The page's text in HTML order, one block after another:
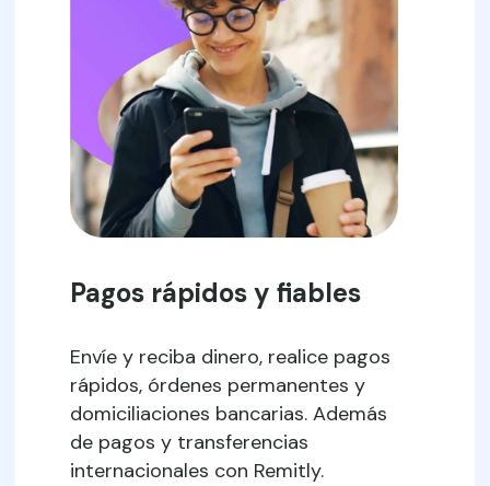
Pagos rápidos y fiables
Envíe y reciba dinero, realice pagos
rápidos, órdenes permanentes y
domiciliaciones bancarias. Además
de pagos y transferencias
internacionales con Remitly.